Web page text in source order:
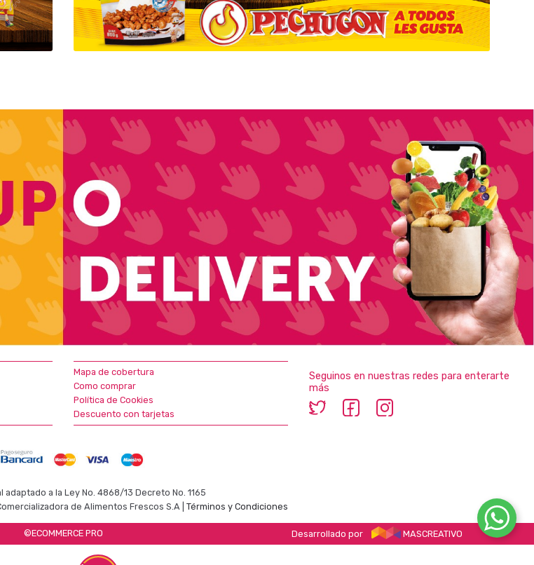
Mapa de cobertura
Como comprar
Política de Cookies
Descuento con tarjetas
Seguinos en nuestras redes para enterarte
más
a la Ley No. 4868/13 Decreto No. 1165
de Alimentos Frescos S.A | Términos y Condiciones
©ECOMMERCE PRO Desarrollado por MASCREATIVO